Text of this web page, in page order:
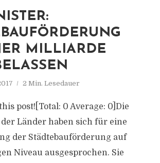
MILLIARDE
2 Min. Lesedauer
post![Total: 0 Average: 0]Die
Länder haben sich für eine
der Städtebauförderung auf
Niveau ausgesprochen. Sie